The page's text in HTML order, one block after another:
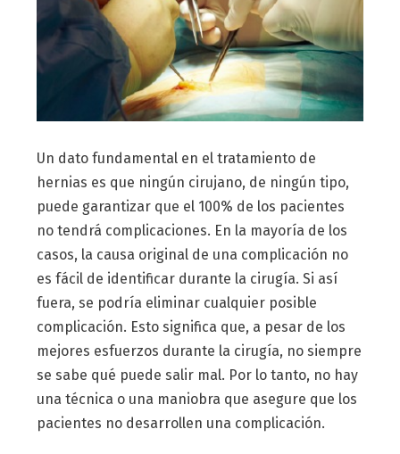
Un dato fundamental en el tratamiento de
hernias es que ningún cirujano, de ningún tipo,
puede garantizar que el 100% de los pacientes
no tendrá complicaciones. En la mayoría de los
casos, la causa original de una complicación no
es fácil de identificar durante la cirugía. Si así
fuera, se podría eliminar cualquier posible
complicación. Esto significa que, a pesar de los
mejores esfuerzos durante la cirugía, no siempre
se sabe qué puede salir mal. Por lo tanto, no hay
una técnica o una maniobra que asegure que los
pacientes no desarrollen una complicación.